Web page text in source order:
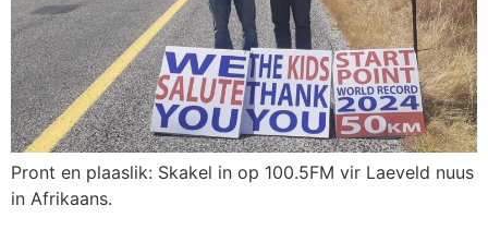
Pront en plaaslik: Skakel in op 100.5FM vir Laeveld nuus
in Afrikaans.